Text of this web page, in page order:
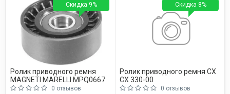
Ролик приводного ремня
MAGNETI MARELLI MPQ0667
0 отзывов
Скидка 9%
Ролик приводного ремня CX
CX 330-00
0 отзывов
Скидка 8%